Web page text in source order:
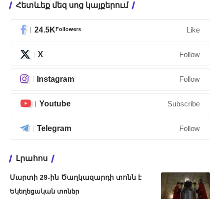
Հետևեք մեզ սոց կայքերում
24.5KFollowers Like
X Follow
Instagram Follow
Youtube Subscribe
Telegram Follow
Լրահոս
Մարտի 29-ին Ծաղկազարդի տոնն է
Եկեղեցական տոներ